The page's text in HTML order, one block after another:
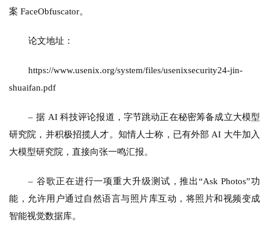
案 FaceObfuscator。
论文地址：
https://www.usenix.org/system/files/usenixsecurity24-jin-
shuaifan.pdf
– 据 AI 科技评论报道，字节跳动正在秘密筹备成立大模型
研究院，并积极招揽人才。知情人士称，已有外部 AI 大牛加入
大模型研究院，直接向张一鸣汇报。
– 谷歌正在进行一项重大升级测试，推出“Ask Photos”功
能，允许用户通过自然语言与照片库互动，将照片和视频变成
智能视觉数据库。